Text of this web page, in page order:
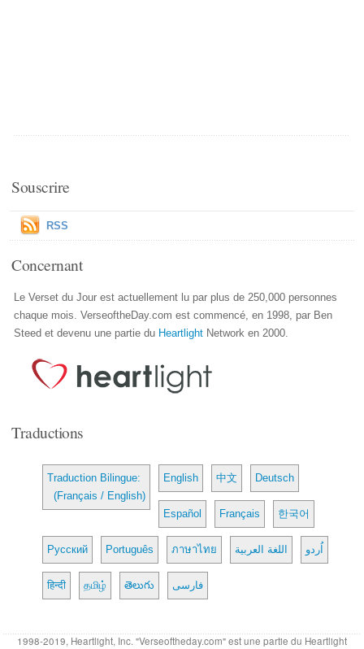
Souscrire
RSS
Concernant
Le Verset du Jour est actuellement lu par plus de 250,000 personnes
chaque mois. VerseoftheDay.com est commencé, en 1998, par Ben
Steed et devenu une partie du Heartlight Network en 2000.
Traductions
Traduction Bilingue:
(Français / English)
English 中文 Deutsch
Español Français 한국어
Русский Português ภาษาไทย اللغة العربية اُردو
हिन्दी தமிழ் తెలుగు فارسی
1998-2019, Heartlight, Inc. "Verseoftheday.com" est une partie du Heartlight